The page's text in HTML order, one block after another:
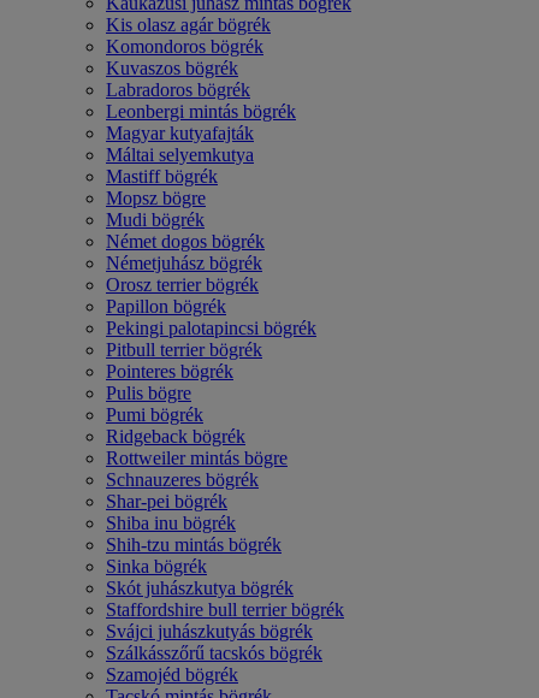
Kis olasz agár bögrék
Komondoros bögrék
Kuvaszos bögrék
Labradoros bögrék
Leonbergi mintás bögrék
Magyar kutyafajták
Máltai selyemkutya
Mastiff bögrék
Mopsz bögre
Mudi bögrék
Német dogos bögrék
Németjuhász bögrék
Orosz terrier bögrék
Papillon bögrék
Pekingi palotapincsi bögrék
Pitbull terrier bögrék
Pointeres bögrék
Pulis bögre
Pumi bögrék
Ridgeback bögrék
Rottweiler mintás bögre
Schnauzeres bögrék
Shar-pei bögrék
Shiba inu bögrék
Shih-tzu mintás bögrék
Sinka bögrék
Skót juhászkutya bögrék
Staffordshire bull terrier bögrék
Svájci juhászkutyás bögrék
Szálkásszőrű tacskós bögrék
Szamojéd bögrék